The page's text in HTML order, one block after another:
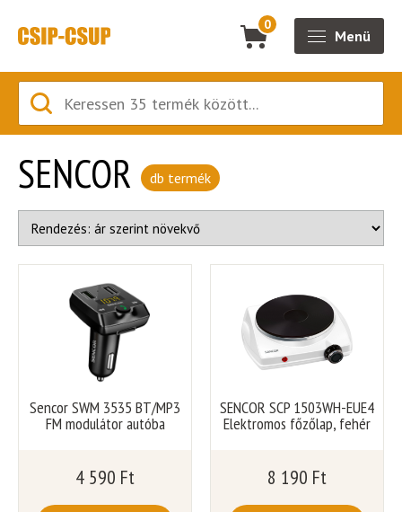
0
Menü
SENCOR db termék
Sencor SWM 3535 BT/MP3
FM modulátor autóba
4 590 Ft
SENCOR SCP 1503WH-EUE4
Elektromos főzőlap, fehér
8 190 Ft